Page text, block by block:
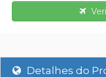
Detalhes do